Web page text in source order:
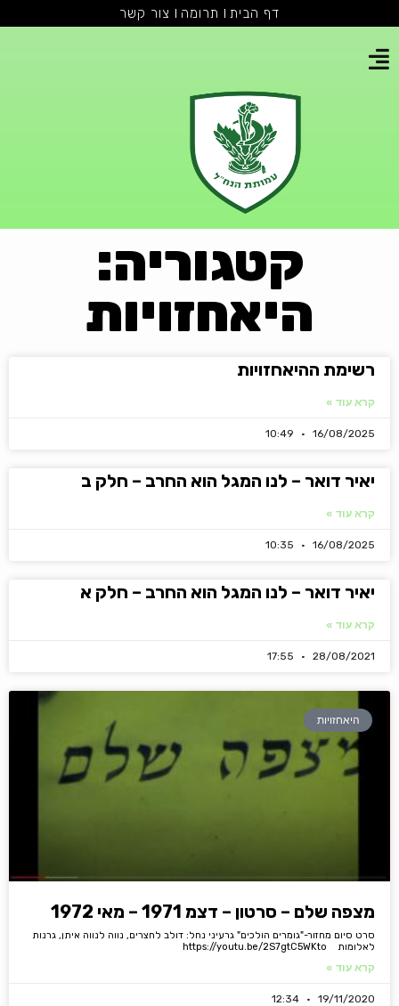
דף הבית תרומה צור קשר
קטגוריה:
היאחזויות
רשימת ההיאחזויות
קרא עוד »
16/08/2025
יאיר דואר – לנו המגל הוא החרב – חלק ב
קרא עוד »
16/08/2025
יאיר דואר – לנו המגל הוא החרב – חלק א
קרא עוד »
28/08/2021
היאחזויות
מצפה שלם – סרטון – דצמ 1971 – מאי 1972
סרט סיום מחזור-"גומרים הולכים" גרעיני נחל: דולב לחצרים, נווה לנווה איתן, גרנות
לאלומות https://youtu.be/2S7gtC5WKto
קרא עוד »
19/11/2020